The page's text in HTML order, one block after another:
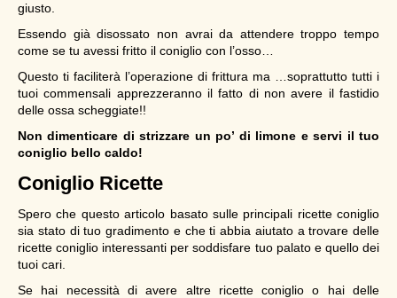
giusto.
Essendo già disossato non avrai da attendere troppo tempo
come se tu avessi fritto il coniglio con l’osso…
Questo ti faciliterà l’operazione di frittura ma …soprattutto tutti i
tuoi commensali apprezzeranno il fatto di non avere il fastidio
delle ossa scheggiate!!
Non dimenticare di strizzare un po’ di limone e servi il tuo
coniglio bello caldo!
Coniglio Ricette
Spero che questo articolo basato sulle principali ricette coniglio
sia stato di tuo gradimento e che ti abbia aiutato a trovare delle
ricette coniglio interessanti per soddisfare tuo palato e quello dei
tuoi cari.
Se hai necessità di avere altre ricette coniglio o hai delle